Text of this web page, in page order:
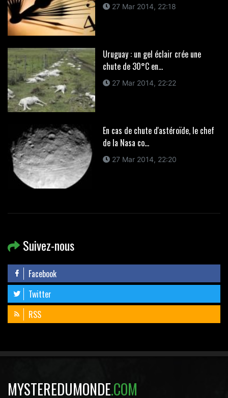
27 Mar 2014, 22:18
Uruguay : un gel éclair crée une
chute de 30°C en...
27 Mar 2014, 22:22
En cas de chute d'astéroïde, le chef
de la Nasa co...
27 Mar 2014, 22:20
Suivez-nous
Facebook
Twitter
RSS
MYSTEREDUMONDE.COM